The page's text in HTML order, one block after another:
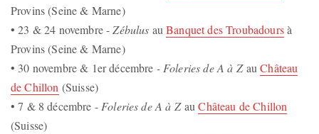
Provins (Seine & Marne)
• 23 & 24 novembre -Zébulus auBanquet des Troubadoursà
Provins (Seine & Marne)
• 30 novembre & 1er décembre - Foleries de A à ZauChâteau
de Chillon (Suisse)
• 7 & 8 décembre - Foleries de A à ZauChâteau de Chillon
(Suisse)